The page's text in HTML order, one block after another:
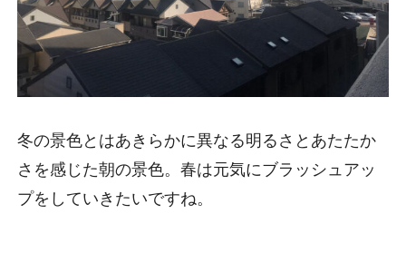
冬の景色とはあきらかに異なる明るさとあたたか
さを感じた朝の景色。春は元気にブラッシュアッ
プをしていきたいですね。